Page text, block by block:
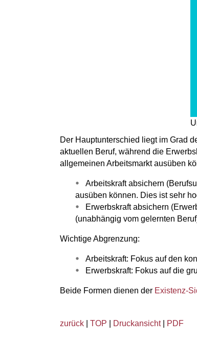
Der Hauptunterschied liegt im Grad
aktuellen Beruf, während die
allgemeinen Arbeitsmarkt ausüben
Arbeitskraft absichern
ausüben können. Dies ist sehr
Erwerbskraft absichern
(unabhängig vom gelernten
Wichtige Abgrenzung:
Arbeitskraft: Fokus auf den
Erwerbskraft: Fokus auf die
Beide Formen dienen der Existenz-
zurück TOP Druckansicht| PDF